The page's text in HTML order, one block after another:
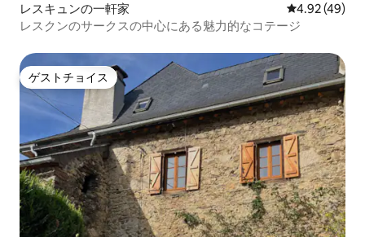
レスキュンの一軒家 レビュー49
4.92 (49)
レスクンのサークスの中心にある魅力的なコテージ
ゲストチョイス
ゲストチョイス